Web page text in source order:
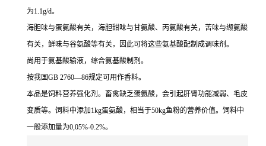
为1.1g/d。
海胆味与蛋氨酸有关，海胆甜味与甘氨酸、丙氨酸有关，苦味与缬氨酸
有关，鲜味与谷氨酸等有关，因此可将这些氨基酸配制成调味剂。
尚用于氨基酸输液，综合氨基酸制剂。
按我国GB 2760—86规定可用作香料。
本品是饲料营养强化剂。畜禽缺乏蛋氨酸，会引起肝肾功能减弱、毛皮
变质等。饲料中添加1kg蛋氨酸，相当于50kg鱼粉的营养价值。饲料中
一般添加量为0,05%-0.2%。